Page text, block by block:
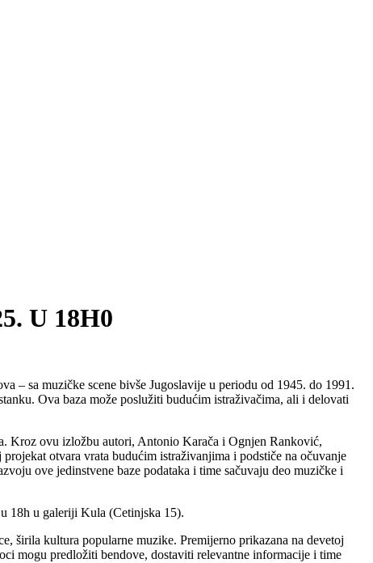
U 18H0
– sa muzičke scene bivše Jugoslavije u periodu od 1945. do 1991.
Ova baza može poslužiti budućim istraživačima, ali i delovati
Kroz ovu izložbu autori, Antonio Karača i Ognjen Ranković,
otvara vrata budućim istraživanjima i podstiče na očuvanje
ove jedinstvene baze podataka i time sačuvaju deo muzičke i
18h u galeriji Kula (Cetinjska 15).
širila kultura popularne muzike. Premijerno prikazana na devetoj
mogu predložiti bendove, dostaviti relevantne informacije i time